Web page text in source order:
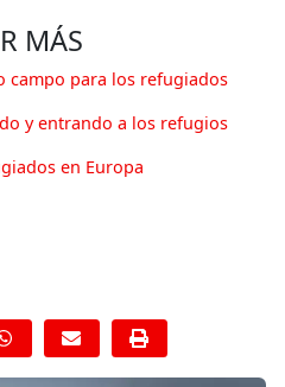
MÁS
campo para los refugiados
y entrando a los refugios
en Europa